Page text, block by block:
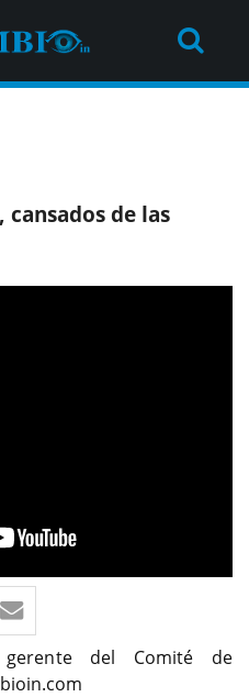
de las
gerente del Comité de